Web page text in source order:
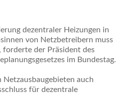
dezentraler Heizungen in
von Netzbetreibern muss
forderte der Präsident des
im Bundestag.
Netzausbaugebieten auch
für dezentrale